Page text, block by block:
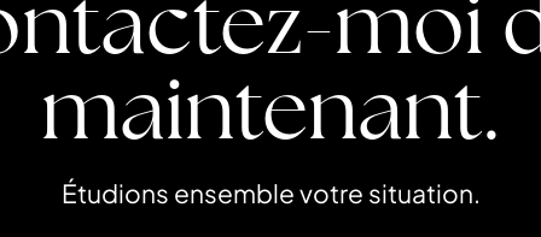
moi
maintenant.
Étudions ensemble votre situation.